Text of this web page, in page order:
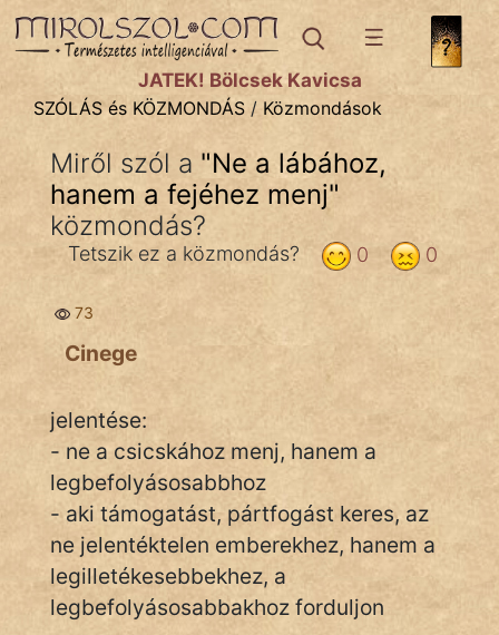
SZÓLÁS ÉS KÖZMONDÁStémák:
Bibliai
Közmondások
Rímelő
Szólások
Tréfás
IRODALOM
JÁTÉK! Bölcsek Kavicsa
SZÓLÁS és KÖZMONDÁS / Közmondások
Miről szól a "Ne a lábához,
hanem a fejéhez menj"
közmondás?
0
0
Tetszik ez a közmondás?
73
Cinege
jelentése:
- ne a csicskához menj, hanem a
legbefolyásosabbhoz
- aki támogatást, pártfogást keres, az
ne jelentéktelen emberekhez, hanem a
legilletékesebbekhez, a
legbefolyásosabbakhoz forduljon